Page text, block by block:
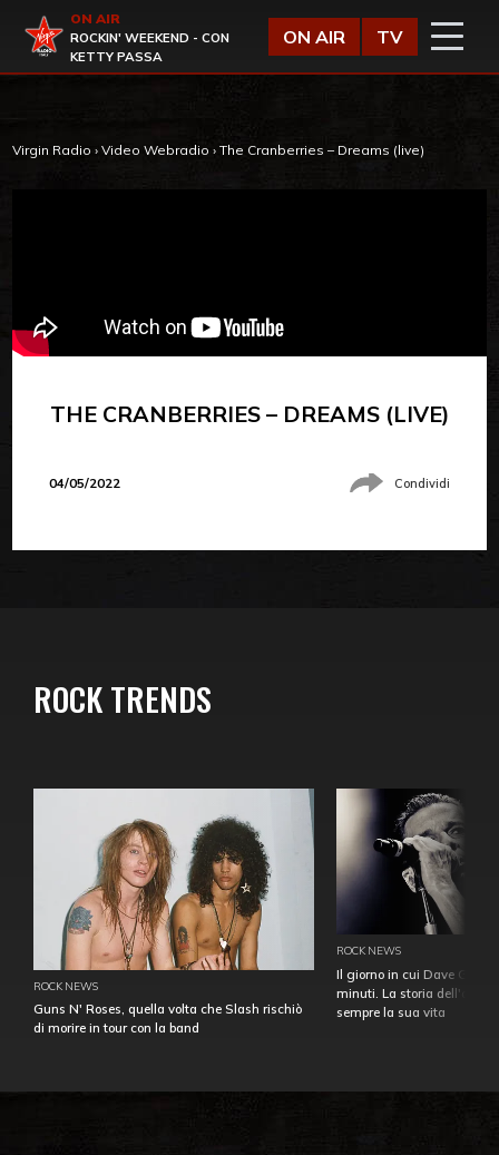
Virgin Radio
ON AIR
ROCKIN' WEEKEND - CON
KETTY PASSA
ON AIR TV
Virgin Radio › Video Webradio › The Cranberries – Dreams (live)
THE CRANBERRIES – DREAMS (LIVE)
04/05/2022 Condividi
ROCK TRENDS
ROCK NEWS
Guns N' Roses, quella volta che Slash rischiò
di morire in tour con la band
ROCK NEWS
Il giorno in cui Dave
minuti. La storia
sempre la sua vita